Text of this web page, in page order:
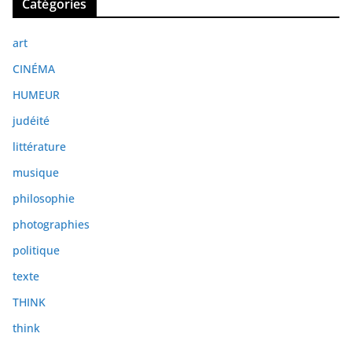
v
e
s
Catégories
art
CINÉMA
HUMEUR
judéité
littérature
musique
philosophie
photographies
politique
texte
THINK
think